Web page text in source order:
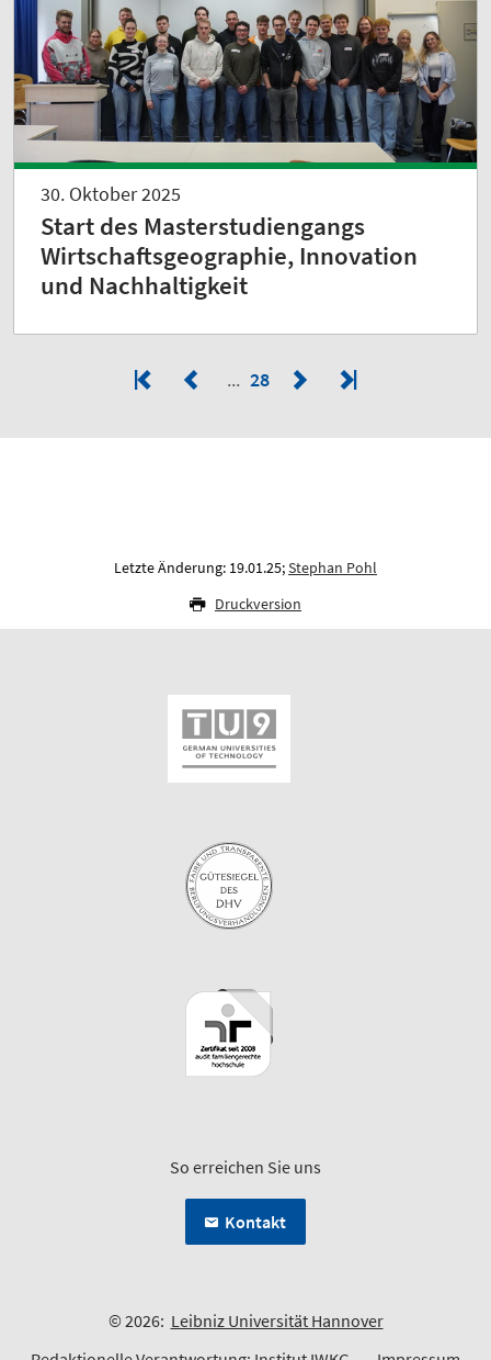
30. Oktober 2025
Start des Masterstudiengangs
Wirtschaftsgeographie, Innovation
und Nachhaltigkeit
28
Letzte Änderung: 19.01.25;Stephan Pohl
Druckversion
So erreichen Sie uns
Kontakt
© 2026: Leibniz Universität Hannover